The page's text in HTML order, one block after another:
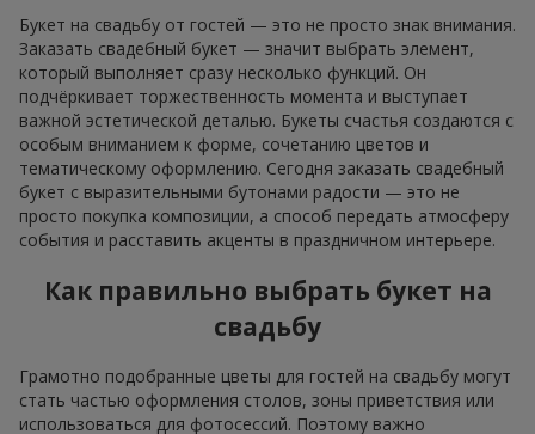
Букет на свадьбу от гостей — это не просто знак внимания.
Заказать свадебный букет — значит выбрать элемент,
который выполняет сразу несколько функций. Он
подчёркивает торжественность момента и выступает
важной эстетической деталью. Букеты счастья создаются с
особым вниманием к форме, сочетанию цветов и
тематическому оформлению. Сегодня заказать свадебный
букет с выразительными бутонами радости — это не
просто покупка композиции, а способ передать атмосферу
события и расставить акценты в праздничном интерьере.
Как правильно выбрать букет на
свадьбу
Грамотно подобранные цветы для гостей на свадьбу могут
стать частью оформления столов, зоны приветствия или
использоваться для фотосессий. Поэтому важно